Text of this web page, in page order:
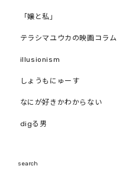
「嬢と私」
テラシマユウカの映画コラム
illusionism
しょうもにゅーす
なにが好きかわからない
digる男
search